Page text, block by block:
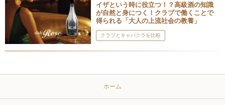
イザという時に役立つ！？高級酒の知識
が自然と身につく！クラブで働くことで
得られる「大人の上流社会の教養」
クラブとキャバクラを比較
ホーム